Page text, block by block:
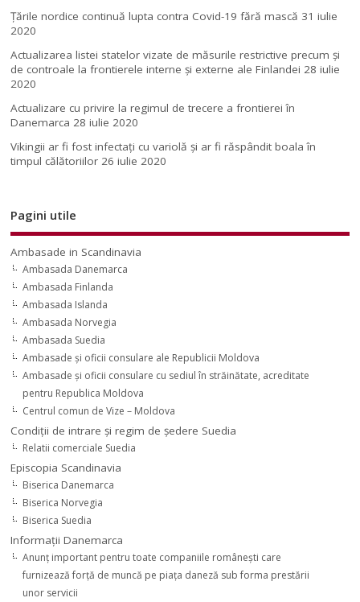
Țările nordice continuă lupta contra Covid-19 fără mască 31 iulie
2020
Actualizarea listei statelor vizate de măsurile restrictive precum și
de controale la frontierele interne și externe ale Finlandei 28 iulie
2020
Actualizare cu privire la regimul de trecere a frontierei în
Danemarca 28 iulie 2020
Vikingii ar fi fost infectaţi cu variolă şi ar fi răspândit boala în
timpul călătoriilor 26 iulie 2020
Pagini utile
Ambasade in Scandinavia
Ambasada Danemarca
Ambasada Finlanda
Ambasada Islanda
Ambasada Norvegia
Ambasada Suedia
Ambasade şi oficii consulare ale Republicii Moldova
Ambasade şi oficii consulare cu sediul în străinătate, acreditate
pentru Republica Moldova
Centrul comun de Vize – Moldova
Condiţii de intrare şi regim de şedere Suedia
Relatii comerciale Suedia
Episcopia Scandinavia
Biserica Danemarca
Biserica Norvegia
Biserica Suedia
Informaţii Danemarca
Anunţ important pentru toate companiile româneşti care
furnizează forţă de muncă pe piaţa daneză sub forma prestării
unor servicii